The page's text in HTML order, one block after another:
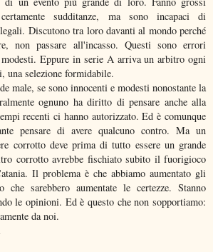
sudditanze, ma sono incapaci di
Discutono tra loro davanti al mondo perché
non passare all'incasso. Questi sono errori
Eppure in serie A arriva un arbitro ogni
una selezione formidabile.
male, se sono innocenti e modesti nonostante la
ognuno ha diritto di pensare anche alla
recenti ci hanno autorizzato. Ed è comunque
pensare di avere qualcuno contro. Ma un
corrotto deve prima di tutto essere un grande
corrotto avrebbe fischiato subito il fuorigioco
Il problema è che abbiamo aumentato gli
che sarebbero aumentate le certezze. Stanno
le opinioni. Ed è questo che non sopportiamo:
da noi.